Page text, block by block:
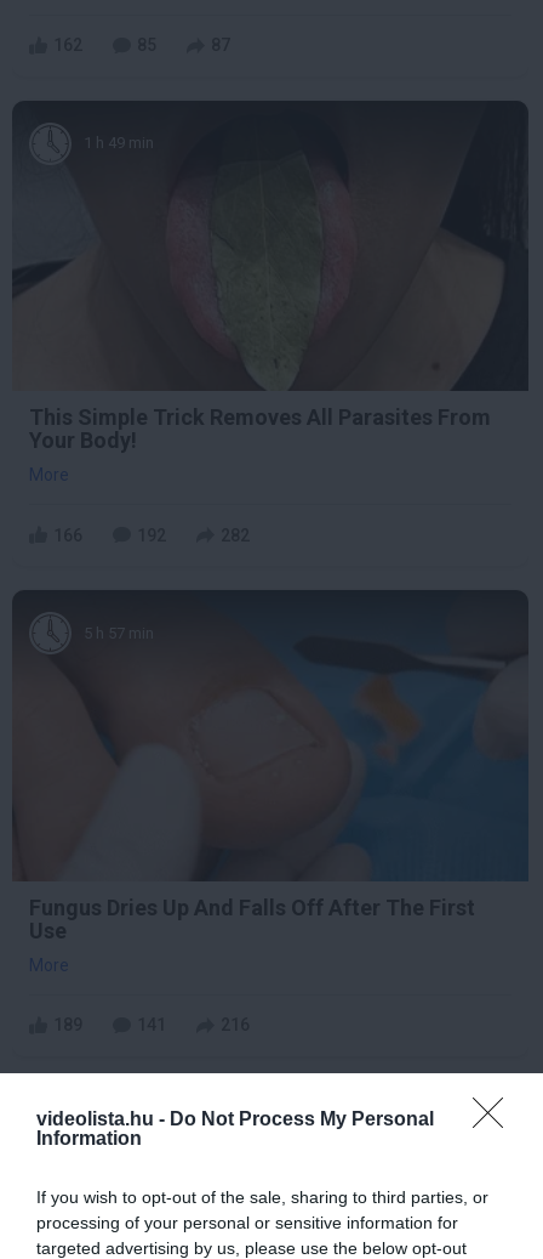
videolista.hu - Do Not Process My Personal
Information
If you wish to opt-out of the sale, sharing to third parties, or
processing of your personal or sensitive information for
targeted advertising by us, please use the below opt-out
1 h 49 min
This Simple Trick Removes All Parasites From
Your Body!
More
5 h 57 min
Fungus Dries Up And Falls Off After The First
Use
More
11 h 27 min